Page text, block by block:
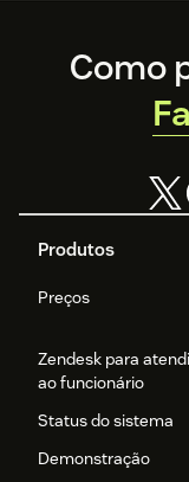
Footer
Produtos
Preços
Zendesk para
ao funcionário
Status do sistema
Demonstração
Como